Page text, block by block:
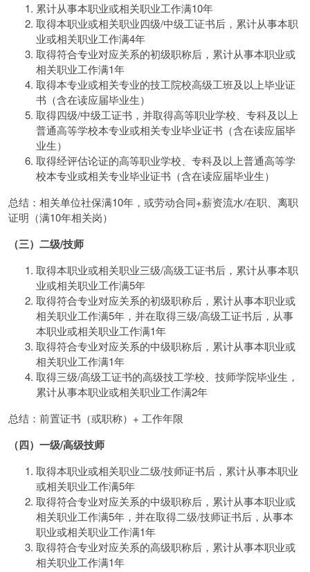
累计从事本职业或相关职业工作满10年
取得本职业或相关职业四级/中级工证书后，累计从事本职
业或相关职业工作满4年
取得符合专业对应关系的初级职称后，累计从事本职业或
相关职业工作满1年
取得本专业或相关专业的技工院校高级工班及以上毕业证
书（含在读应届毕业生）
取得四级/中级工证书，并取得高等职业学校、专科及以上
普通高等学校本专业或相关专业毕业证书（含在读应届毕
业生）
取得经评估论证的高等职业学校、专科及以上普通高等学
校本专业或相关专业毕业证书（含在读应届毕业生）
总结：相关单位社保满10年，或劳动合同+薪资流水/在职、离职
证明（满10年相关岗）
（三）二级/技师
取得本职业或相关职业三级/高级工证书后，累计从事本职
业或相关职业工作满5年
取得符合专业对应关系的初级职称后，累计从事本职业或
相关职业工作满5年，并在取得三级/高级工证书后，从事
本职业或相关职业工作满1年
取得符合专业对应关系的中级职称后，累计从事本职业或
相关职业工作满1年
取得三级/高级工证书的高级技工学校、技师学院毕业生，
累计从事本职业或相关职业工作满2年
总结：前置证书（或职称）+ 工作年限
（四）一级/高级技师
取得本职业或相关职业二级/技师证书后，累计从事本职业
或相关职业工作满5年
取得符合专业对应关系的中级职称后，累计从事本职业或
相关职业工作满5年，并在取得二级/技师证书后，从事本
职业或相关职业工作满1年
取得符合专业对应关系的高级职称后，累计从事本职业或
相关职业工作满1年